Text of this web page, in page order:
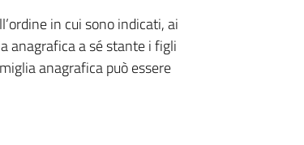
in cui sono indicati, ai
anagrafica a sé stante i figli
anagrafica può essere